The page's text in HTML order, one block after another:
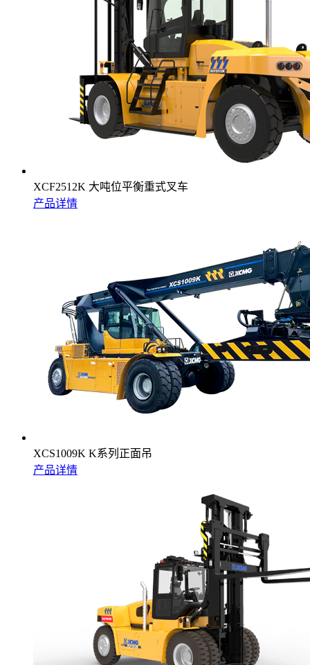
XCF2512K 大吨位平衡重式叉车
产品详情
XCS1009K K系列正面吊
产品详情